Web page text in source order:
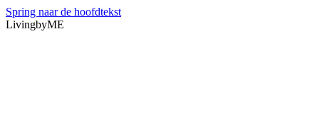
Spring naar de hoofdtekst
LivingbyME